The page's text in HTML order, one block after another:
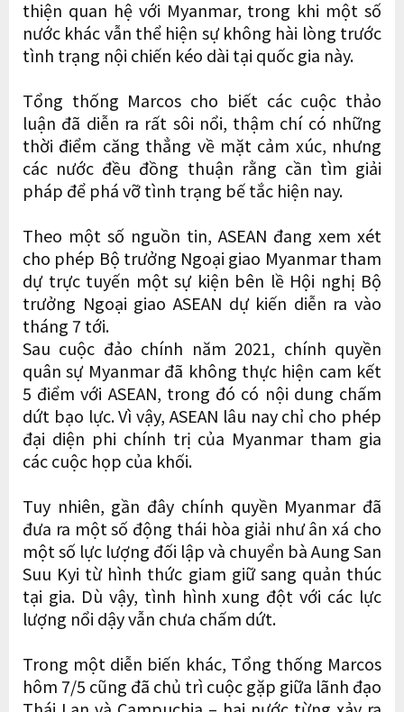
thiện quan hệ với Myanmar, trong khi một số
nước khác vẫn thể hiện sự không hài lòng trước
tình trạng nội chiến kéo dài tại quốc gia này.
Tổng thống Marcos cho biết các cuộc thảo
luận đã diễn ra rất sôi nổi, thậm chí có những
thời điểm căng thẳng về mặt cảm xúc, nhưng
các nước đều đồng thuận rằng cần tìm giải
pháp để phá vỡ tình trạng bế tắc hiện nay.
Theo một số nguồn tin, ASEAN đang xem xét
cho phép Bộ trưởng Ngoại giao Myanmar tham
dự trực tuyến một sự kiện bên lề Hội nghị Bộ
trưởng Ngoại giao ASEAN dự kiến diễn ra vào
tháng 7 tới.
Sau cuộc đảo chính năm 2021, chính quyền
quân sự Myanmar đã không thực hiện cam kết
5 điểm với ASEAN, trong đó có nội dung chấm
dứt bạo lực. Vì vậy, ASEAN lâu nay chỉ cho phép
đại diện phi chính trị của Myanmar tham gia
các cuộc họp của khối.
Tuy nhiên, gần đây chính quyền Myanmar đã
đưa ra một số động thái hòa giải như ân xá cho
một số lực lượng đối lập và chuyển bà Aung San
Suu Kyi từ hình thức giam giữ sang quản thúc
tại gia. Dù vậy, tình hình xung đột với các lực
lượng nổi dậy vẫn chưa chấm dứt.
Trong một diễn biến khác, Tổng thống Marcos
hôm 7/5 cũng đã chủ trì cuộc gặp giữa lãnh đạo